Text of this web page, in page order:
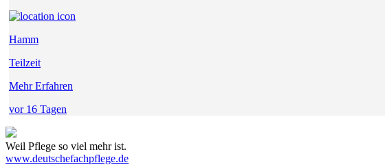
Hamm
Teilzeit
Mehr Erfahren
vor 16 Tagen
Weil Pflege so viel mehr ist.
www.deutschefachpflege.de